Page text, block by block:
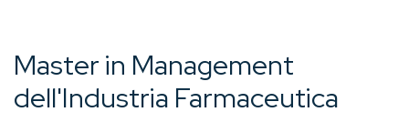
Master in Management
dell'Industria Farmaceutica